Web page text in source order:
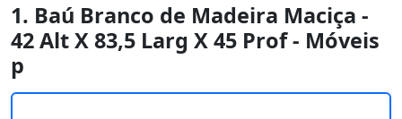
1. Baú Branco de Madeira Maciça -
42 Alt X 83,5 Larg X 45 Prof - Móveis
p